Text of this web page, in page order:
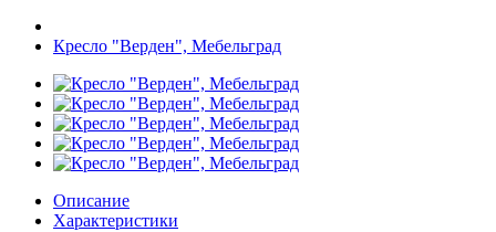
Кресло "Верден", Мебельград
Описание
Характеристики